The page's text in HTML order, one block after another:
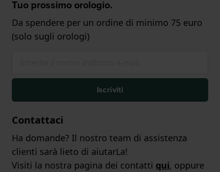
Tuo prossimo orologio.
Da spendere per un ordine di minimo 75 euro
(solo sugli orologi)
Iscriviti
Contattaci
Ha domande? Il nostro team di assistenza
clienti sarà lieto di aiutarLa!
Visiti la nostra pagina dei contatti qui, oppure